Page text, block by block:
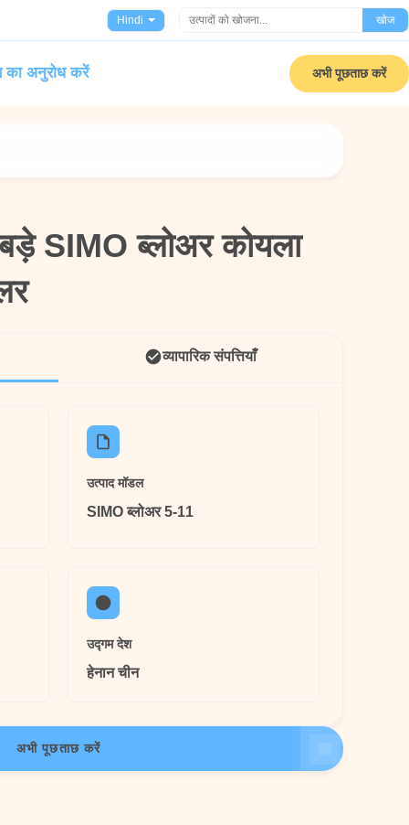
Hindi खोज
का अनुरोध करें अभी पूछताछ करें
बड़े SIMO ब्लोअर कोयला
SIMO ब्लोअर कोयला
व्यापारिक संपत्तियाँ
उत्पाद मॉडल
SIMO ब्लोअर 5-11
उद्गम देश
हेनान चीन
अभी पूछताछ करें